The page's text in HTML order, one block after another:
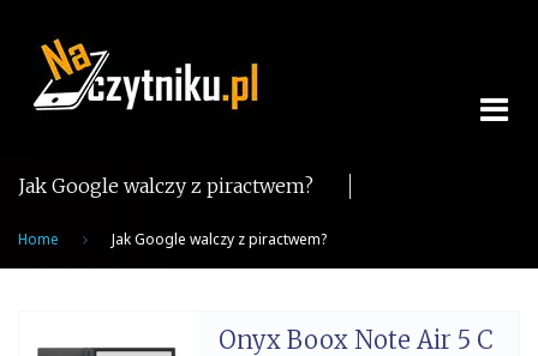
content
Jak Google walczy z piractwem?
Home Jak Google walczy z piractwem?
Onyx Boox Note Air 5 C